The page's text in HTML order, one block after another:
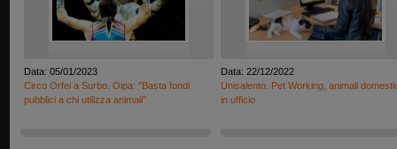
Data: 05/01/2023
Circo Orfei a Surbo. Oipa: "Basta fondi
pubblici a chi utilizza animali"
Data: 22/12/2022
Unisalento. Pet Working, animali
in ufficio